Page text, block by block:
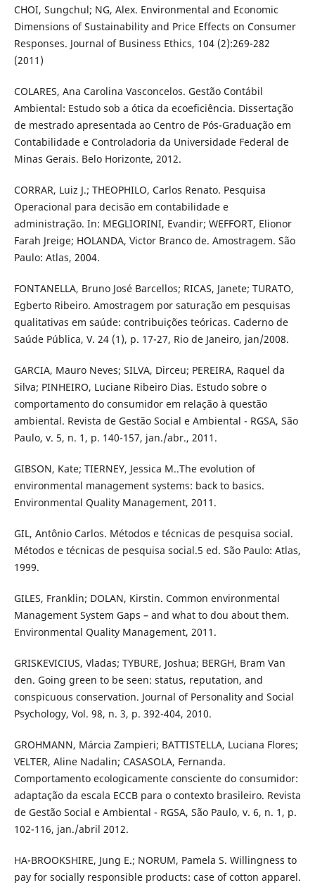
CHOI, Sungchul; NG, Alex. Environmental and Economic
Dimensions of Sustainability and Price Effects on Consumer
Responses. Journal of Business Ethics, 104 (2):269-282
(2011)
COLARES, Ana Carolina Vasconcelos. Gestão Contábil
Ambiental: Estudo sob a ótica da ecoeficiência. Dissertação
de mestrado apresentada ao Centro de Pós-Graduação em
Contabilidade e Controladoria da Universidade Federal de
Minas Gerais. Belo Horizonte, 2012.
CORRAR, Luiz J.; THEOPHILO, Carlos Renato. Pesquisa
Operacional para decisão em contabilidade e
administração. In: MEGLIORINI, Evandir; WEFFORT, Elionor
Farah Jreige; HOLANDA, Victor Branco de. Amostragem. São
Paulo: Atlas, 2004.
FONTANELLA, Bruno José Barcellos; RICAS, Janete; TURATO,
Egberto Ribeiro. Amostragem por saturação em pesquisas
qualitativas em saúde: contribuições teóricas. Caderno de
Saúde Pública, V. 24 (1), p. 17-27, Rio de Janeiro, jan/2008.
GARCIA, Mauro Neves; SILVA, Dirceu; PEREIRA, Raquel da
Silva; PINHEIRO, Luciane Ribeiro Dias. Estudo sobre o
comportamento do consumidor em relação à questão
ambiental. Revista de Gestão Social e Ambiental - RGSA, São
Paulo, v. 5, n. 1, p. 140-157, jan./abr., 2011.
GIBSON, Kate; TIERNEY, Jessica M..The evolution of
environmental management systems: back to basics.
Environmental Quality Management, 2011.
GIL, Antônio Carlos. Métodos e técnicas de pesquisa social.
Métodos e técnicas de pesquisa social.5 ed. São Paulo: Atlas,
1999.
GILES, Franklin; DOLAN, Kirstin. Common environmental
Management System Gaps – and what to dou about them.
Environmental Quality Management, 2011.
GRISKEVICIUS, Vladas; TYBURE, Joshua; BERGH, Bram Van
den. Going green to be seen: status, reputation, and
conspicuous conservation. Journal of Personality and Social
Psychology, Vol. 98, n. 3, p. 392-404, 2010.
GROHMANN, Márcia Zampieri; BATTISTELLA, Luciana Flores;
VELTER, Aline Nadalin; CASASOLA, Fernanda.
Comportamento ecologicamente consciente do consumidor:
adaptação da escala ECCB para o contexto brasileiro. Revista
de Gestão Social e Ambiental - RGSA, São Paulo, v. 6, n. 1, p.
102-116, jan./abril 2012.
HA-BROOKSHIRE, Jung E.; NORUM, Pamela S. Willingness to
pay for socially responsible products: case of cotton apparel.